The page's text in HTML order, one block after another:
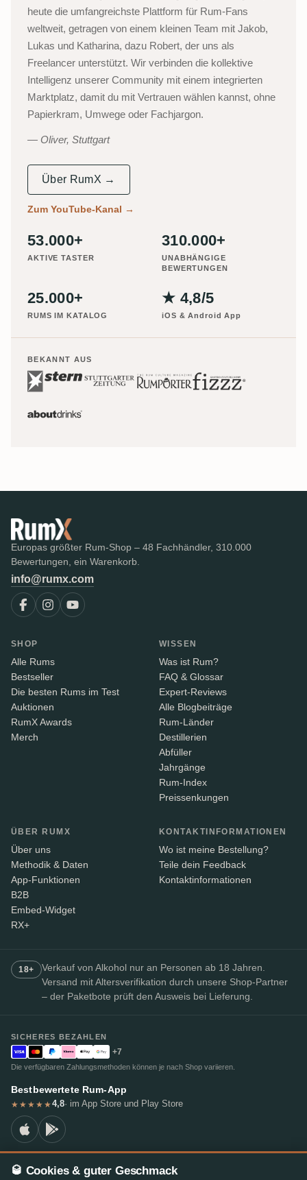
heute die umfangreichste Plattform für Rum-Fans
weltweit, getragen von einem kleinen Team mit Jakob,
Lukas und Katharina, dazu Robert, der uns als
Freelancer unterstützt. Wir verbinden die kollektive
Intelligenz unserer Community mit einem integrierten
Marktplatz, damit du mit Vertrauen wählen kannst, ohne
Papierkram, Umwege oder Fachjargon.
Oliver, Stuttgart
Über RumX →
Zum YouTube-Kanal →
53.000+
AKTIVE TASTER
310.000+
UNABHÄNGIGE
BEWERTUNGEN
25.000+
RUMS IM KATALOG
★ 4,8/5
iOS & Android App
BEKANNT AUS
Europas größter Rum-Shop – 48 Fachhändler, 310.000
Bewertungen, ein Warenkorb.
info@rumx.com
SHOP
Alle Rums
Bestseller
Die besten Rums im Test
Auktionen
RumX Awards
Merch
WISSEN
Was ist Rum?
FAQ & Glossar
Expert-Reviews
Alle Blogbeiträge
Rum-Länder
Destillerien
Abfüller
Jahrgänge
Rum-Index
Preissenkungen
ÜBER RUMX
Über uns
Methodik & Daten
App-Funktionen
B2B
Embed-Widget
RX+
KONTAKTINFORMATIONEN
Wo ist meine Bestellung?
Teile dein Feedback
Kontaktinformationen
18+
Verkauf von Alkohol nur an Personen ab 18 Jahren.
Versand mit Altersverifikation durch unsere Shop-Partner
– der Paketbote prüft den Ausweis bei Lieferung.
SICHERES BEZAHLEN
+7
Die verfügbaren Zahlungsmethoden können je nach Shop variieren.
Bestbewertete Rum-App
★★★★★4,8· im App Store und Play Store
© 2026 RumX
🥃 Cookies & guter Geschmack